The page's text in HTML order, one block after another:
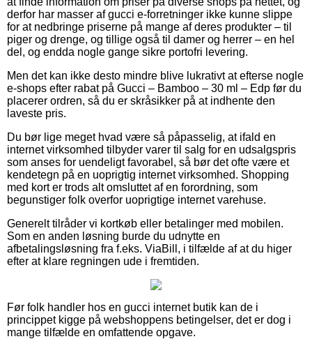
derfor har masser af gucci e-forretninger ikke kunne slippe
for at nedbringe priserne på mange af deres produkter – til
piger og drenge, og tillige også til damer og herrer – en hel
del, og endda nogle gange sikre portofri levering.
Men det kan ikke desto mindre blive lukrativt at efterse nogle
e-shops efter rabat på Gucci – Bamboo – 30 ml – Edp før du
placerer ordren, så du er skråsikker på at indhente den
laveste pris.
Du bør lige meget hvad være så påpasselig, at ifald en
internet virksomhed tilbyder varer til salg for en udsalgspris
som anses for uendeligt favorabel, så bør det ofte være et
kendetegn på en uoprigtig internet virksomhed. Shopping
med kort er trods alt omsluttet af en forordning, som
begunstiger folk overfor uoprigtige internet varehuse.
Generelt tilråder vi kortkøb eller betalinger med mobilen.
Som en anden løsning burde du udnytte en
afbetalingsløsning fra f.eks. ViaBill, i tilfælde af at du higer
efter at klare regningen ude i fremtiden.
Før folk handler hos en gucci internet butik kan de i
princippet kigge på webshoppens betingelser, det er dog i
mange tilfælde en omfattende opgave.